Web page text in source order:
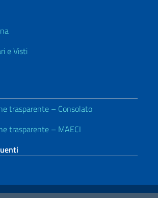
e Visti
trasparente – Consolato
trasparente – MAECI